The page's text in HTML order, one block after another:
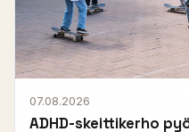
07.08.2026
ADHD-skeittikerho